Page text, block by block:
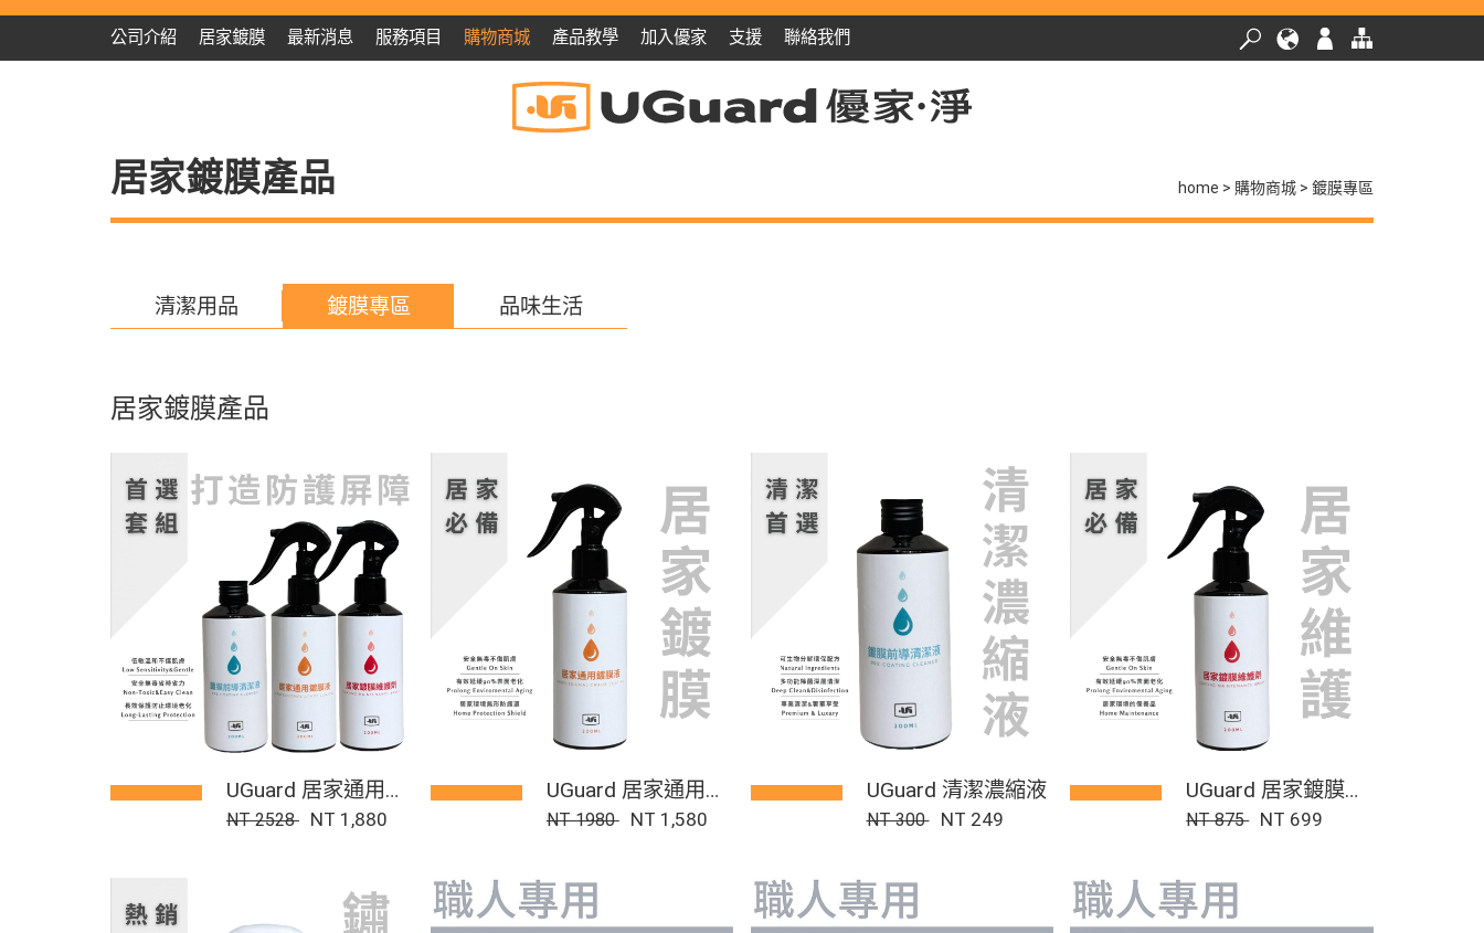
公司介紹 居家鍍膜 最新消息 服務項目 購物商城 產品教學 加入優家 支援 聯絡我們
居家鍍膜產品 home 購物商城 鍍膜專區
清潔用品 鍍膜專區 品味生活
居家鍍膜產品
UGuard 居家通用鍍
膜套組
NT 2528 NT 1,880
UGuard 居家通用鍍
膜液
NT 1980 NT 1,580
UGuard 清潔濃縮液
NT 300 NT 249
UGuard 居家鍍膜維
護劑
NT 875 NT 699